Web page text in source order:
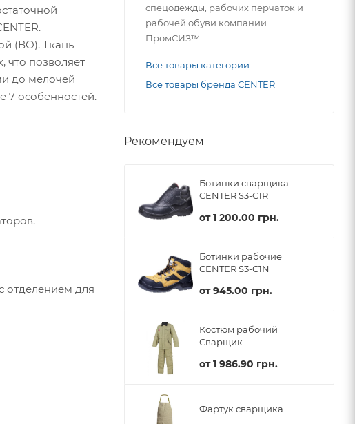
(ВО). Ткань
что позволяет
до мелочей
7 особенностей.
отделением для
спецодежды, рабочих перчаток и
рабочей обуви компании
ПромСИЗ™.
Все товары категории
Все товары бренда CENTER
Рекомендуем
Ботинки сварщика
CENTER S3-C1R
от1 200.00 грн.
Ботинки рабочие
CENTER S3-C1N
от945.00 грн.
Костюм рабочий
Сварщик
от1 986.90 грн.
Фартук сварщика